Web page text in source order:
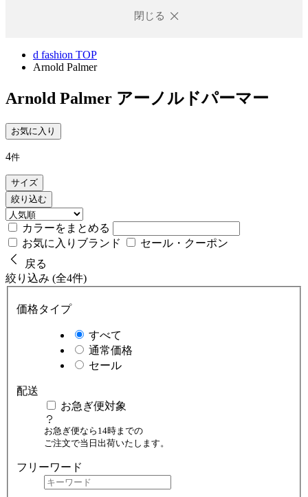
閉じる
d fashion TOP
Arnold Palmer
Arnold Palmer アーノルドパーマー
お気に入り
4件
サイズ
絞り込む
カラーをまとめる
お気に入りブランド
セール・クーポン
戻る
絞り込み (全4件)
価格タイプ
すべて
通常価格
セール
配送
お急ぎ便対象
お急ぎ便なら14時までの
ご注文で当日出荷いたします。
フリーワード